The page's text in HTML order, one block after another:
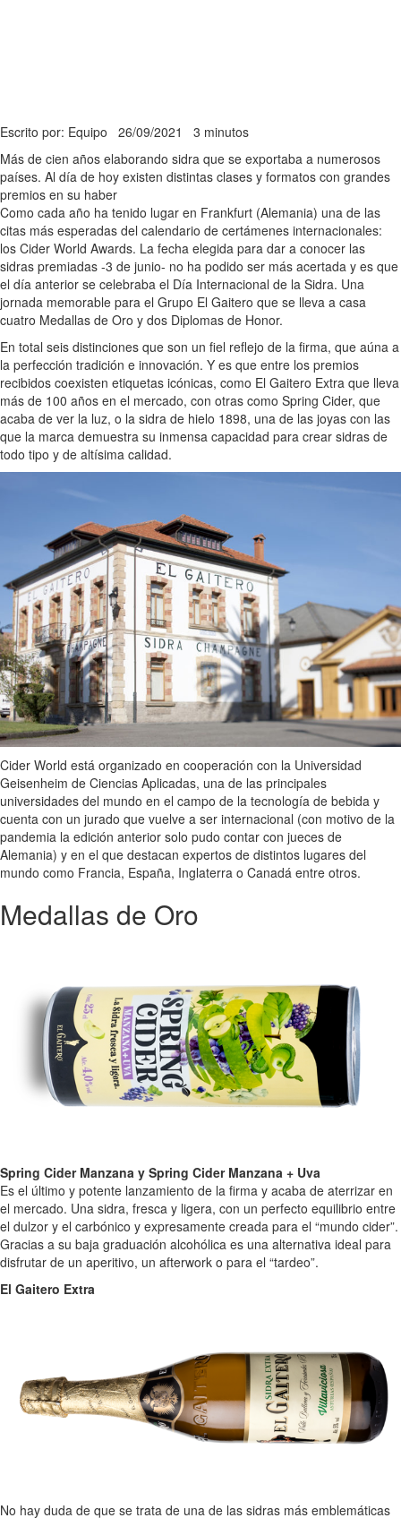
Escrito por: Equipo 26/09/2021 3 minutos
Más de cien años elaborando sidra que se exportaba a numerosos
países. Al día de hoy existen distintas clases y formatos con grandes
premios en su haber
Como cada año ha tenido lugar en Frankfurt (Alemania) una de las
citas más esperadas del calendario de certámenes internacionales:
los Cider World Awards. La fecha elegida para dar a conocer las
sidras premiadas -3 de junio- no ha podido ser más acertada y es que
el día anterior se celebraba el Día Internacional de la Sidra. Una
jornada memorable para el Grupo El Gaitero que se lleva a casa
cuatro Medallas de Oro y dos Diplomas de Honor.
En total seis distinciones que son un fiel reflejo de la firma, que aúna a
la perfección tradición e innovación. Y es que entre los premios
recibidos coexisten etiquetas icónicas, como El Gaitero Extra que lleva
más de 100 años en el mercado, con otras como Spring Cider, que
acaba de ver la luz, o la sidra de hielo 1898, una de las joyas con las
que la marca demuestra su inmensa capacidad para crear sidras de
todo tipo y de altísima calidad.
Cider World está organizado en cooperación con la Universidad
Geisenheim de Ciencias Aplicadas, una de las principales
universidades del mundo en el campo de la tecnología de bebida y
cuenta con un jurado que vuelve a ser internacional (con motivo de la
pandemia la edición anterior solo pudo contar con jueces de
Alemania) y en el que destacan expertos de distintos lugares del
mundo como Francia, España, Inglaterra o Canadá entre otros.
Medallas de Oro
Spring Cider Manzana y Spring Cider Manzana + Uva
Es el último y potente lanzamiento de la firma y acaba de aterrizar en
el mercado. Una sidra, fresca y ligera, con un perfecto equilibrio entre
el dulzor y el carbónico y expresamente creada para el “mundo cider”.
Gracias a su baja graduación alcohólica es una alternativa ideal para
disfrutar de un aperitivo, un afterwork o para el “tardeo”.
El Gaitero Extra
No hay duda de que se trata de una de las sidras más emblemáticas